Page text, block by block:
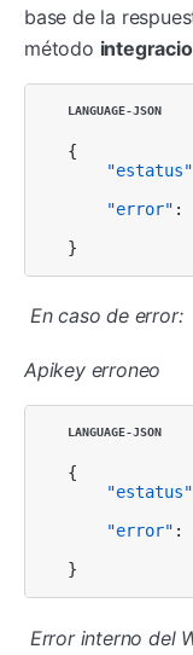
base de la
método
{
"estatus"
"error" :
}
En caso de error:
Apikey erroneo
{
"estatus"
"error" :
}
Error interno del